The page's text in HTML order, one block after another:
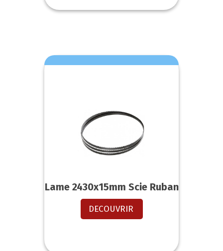
Lame 2430x15mm Scie Ruban
DECOUVRIR